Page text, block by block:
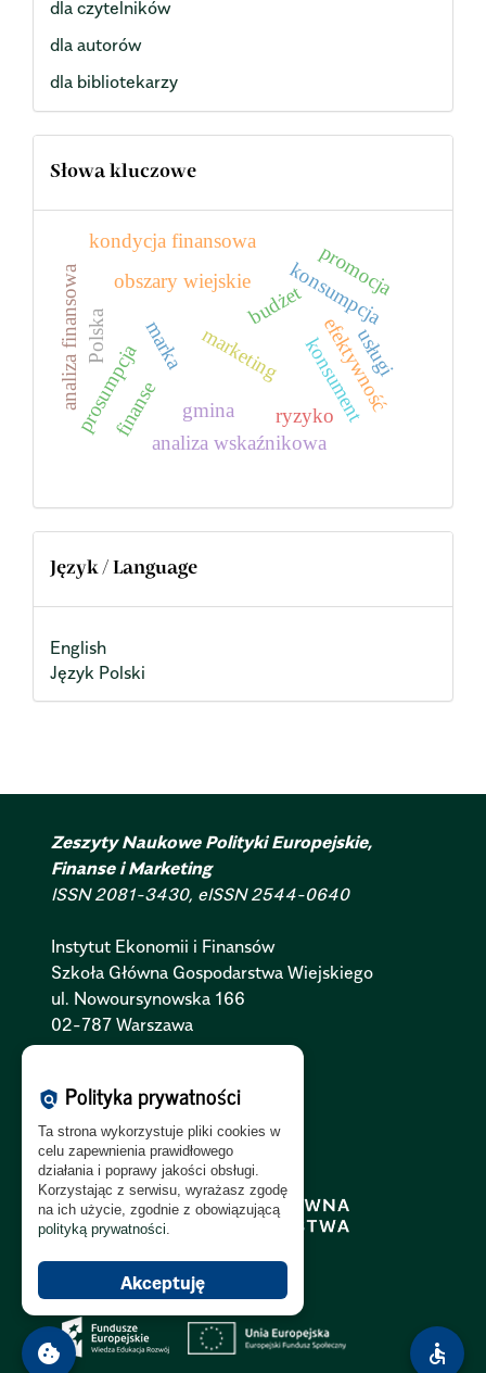
dla czytelników
dla autorów
dla bibliotekarzy
Słowa kluczowe
gmina
marka marketing konsument
konsumpcja
promocja
obszary wiejskie
finanse
analiza wskaźnikowa
prosumpcja efektywność
usługi
Polska
analiza finansowa
kondycja finansowa
budżet
ryzyko
Język / Language
English
Język Polski
Zeszyty Naukowe Polityki Europejskie,
Finanse i Marketing
ISSN 2081-3430, eISSN 2544-0640
Instytut Ekonomii i Finansów
Szkoła Główna Gospodarstwa Wiejskiego
ul. Nowoursynowska 166
02-787 Warszawa
Polityka Prywatności:PL
Polityka RODO:PL|EN
accessible
cookie
policy Polityka prywatności
Ta strona wykorzystuje pliki cookies w
celu zapewnienia prawidłowego
działania i poprawy jakości obsługi.
Korzystając z serwisu, wyrażasz zgodę
na ich użycie, zgodnie z obowiązującą
polityką prywatności
Akceptuję